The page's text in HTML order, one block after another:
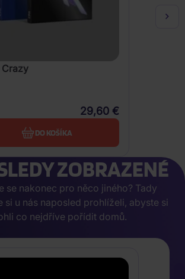
Crazy
29,60 €
DO KOŠÍKA
ZOBRAZENÉ
se nakonec pro něco jiného? Tady
si u nás naposled prohlíželi, abyste si
co nejdříve pořídit domů.